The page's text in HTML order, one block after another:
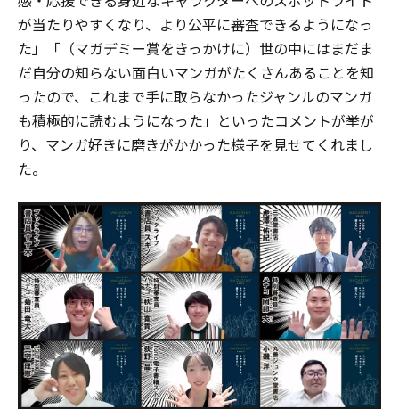
が当たりやすくなり、より公平に審査できるようになっ
た」「（マガデミー賞をきっかけに）世の中にはまだま
だ自分の知らない面白いマンガがたくさんあることを知
ったので、これまで手に取らなかったジャンルのマンガ
も積極的に読むようになった」といったコメントが挙が
り、マンガ好きに磨きがかかった様子を見せてくれまし
た。